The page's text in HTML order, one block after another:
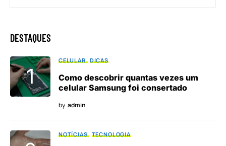
DESTAQUES
CELULAR DICAS
Como descobrir quantas vezes um
celular Samsung foi consertado
by admin
NOTÍCIAS TECNOLOGIA